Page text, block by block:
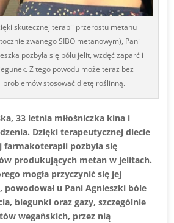
skutecznej terapii przerostu metanu
zwanego SIBO metanowym), Pani
pozbyła się bólu jelit, wzdęć zaparć i
Z tego powodu może teraz bez
problemów stosować dietę roślinną.
33 letnia miłośniczka kina i
Dzięki terapeutycznej diecie
farmakoterapii pozbyła się
produkujących metan w jelitach.
mogła przyczynić się jej
u Pani Agnieszki bóle
biegunki oraz gazy, szczególnie
wegańskich, przez nią